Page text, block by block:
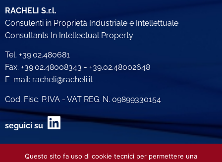
RACHELI S.r.l.
Consulenti in Proprietà Industriale e Intellettuale
Consultants In Intellectual Property
Tel. +39.02.480681
Fax. +39.02.48008343 - +39.02.48002648
E-mail: racheli@racheli.it
Cod. Fisc. P.IVA - VAT REG. N. 09899330154
seguici su
Privacy Policy Clienti
Questo sito fa uso di cookie tecnici per permettere una